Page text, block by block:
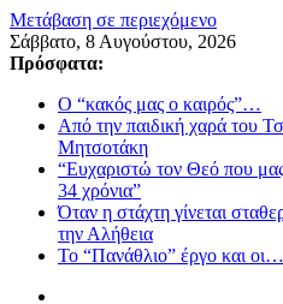
Μετάβαση σε περιεχόμενο
Σάββατο, 8 Αυγούστου, 2026
Πρόσφατα:
Ο “κακός μας ο καιρός”…
Από την παιδική χαρά του
Μητσοτάκη
“Ευχαριστώ τον Θεό που
34 χρόνια”
Όταν η στάχτη γίνεται
την Αλήθεια
Το “Πανάθλιο” έργο και